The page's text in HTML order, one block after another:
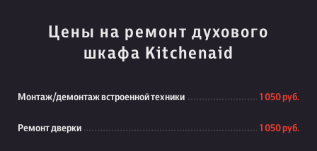
Цены на ремонт духового
шкафа Kitchenaid
Монтаж/демонтаж встроенной техники 1 050 руб.
Ремонт дверки 1 050 руб.